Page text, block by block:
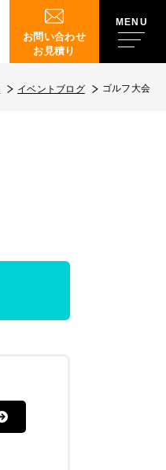
お問い合わせ
お見積り
イベントブログ ゴルフ大会